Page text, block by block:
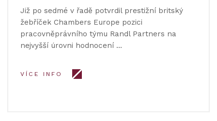
Již po sedmé v řadě potvrdil prestižní britský
žebříček Chambers Europe pozici
pracovněprávního týmu Randl Partners na
nejvyšší úrovni hodnocení …
VÍCE INFO